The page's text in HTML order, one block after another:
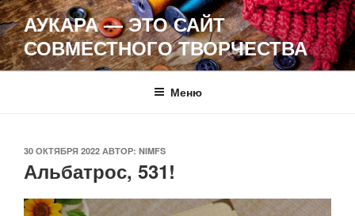
Перейти
к
содержимому
АУКАРА — ЭТО САЙТ
СОВМЕСТНОГО ТВОРЧЕСТВА
Меню
ОПУБЛИКОВАНО
30 ОКТЯБРЯ 2022 АВТОР: NIMFS
Альбатрос, 531!